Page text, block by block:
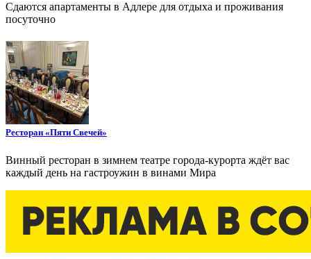
Сдаются апартаменты в Адлере для отдыха и проживания
посуточно
Ресторан «Пяти Свечей»
Винный ресторан в зимнем театре города-курорта ждёт вас
каждый день на гастроужин в винами Мира